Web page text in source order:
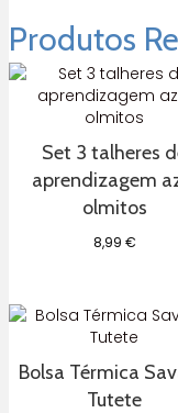
mesa
Os
3
Porquinhos
Lobo
Monnëka
Produtos
Set 3 talheres
aprendizagem
olmitos
8,99 €
Bolsa Térmica
Tutete